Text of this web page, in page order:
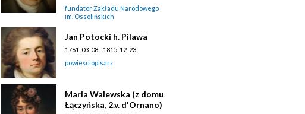
fundator Zakładu Narodowego
im. Ossolińskich
Jan Potocki h. Pilawa
1761-03-08 - 1815-12-23
powieściopisarz
Maria Walewska (z domu
Łączyńska, 2.v. d'Ornano)